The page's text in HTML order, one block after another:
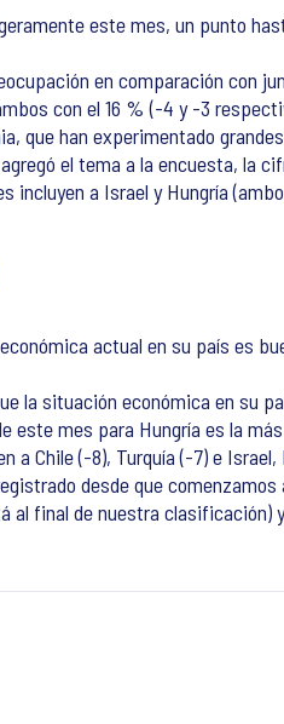
este mes, un punto
en comparación con
con el 16 % (-4 y -3
han experimentado
el tema a la encuesta, la
incluyen a Israel y Hungría
actual en su país es
la situación económica en su
mes para Hungría es la
Chile (-8), Turquía (-7) e
desde que
al final de nuestra